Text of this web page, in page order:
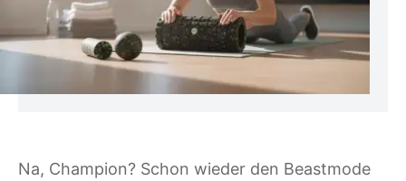
Na, Champion? Schon wieder den Beastmode